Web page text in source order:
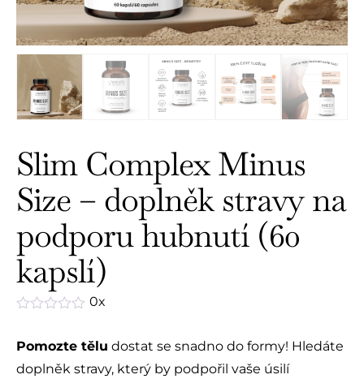
Slim Complex Minus
Size – doplněk stravy na
podporu hubnutí (60
kapslí)
z
0x
Pomozte tělu dostat se snadno do formy! Hledáte
doplněk stravy, který by podpořil vaše úsilí